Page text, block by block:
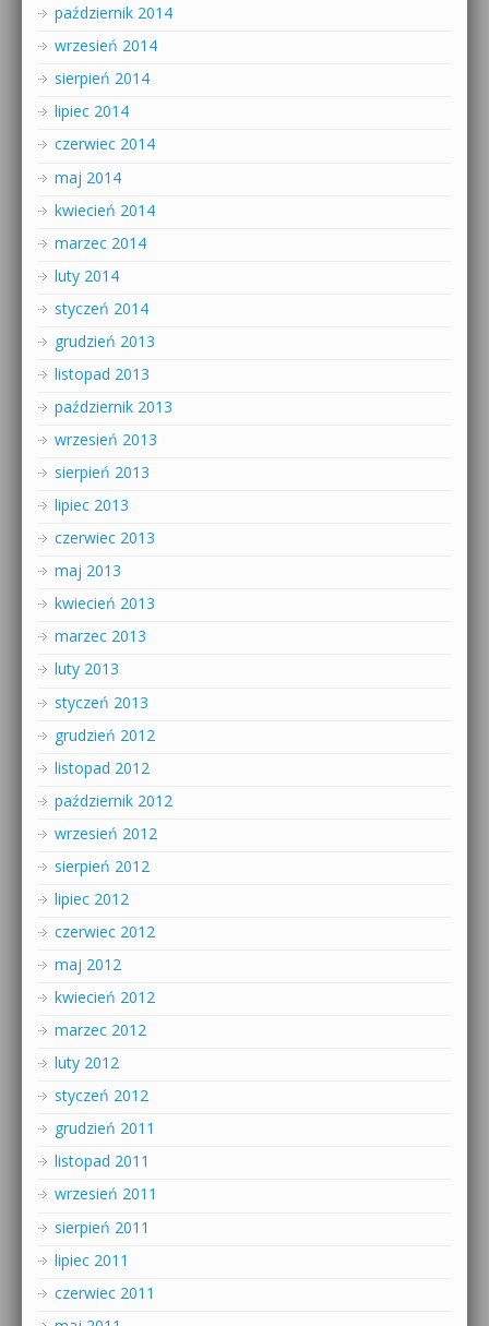
październik 2014
wrzesień 2014
sierpień 2014
lipiec 2014
czerwiec 2014
maj 2014
kwiecień 2014
marzec 2014
luty 2014
styczeń 2014
grudzień 2013
listopad 2013
październik 2013
wrzesień 2013
sierpień 2013
lipiec 2013
czerwiec 2013
maj 2013
kwiecień 2013
marzec 2013
luty 2013
styczeń 2013
grudzień 2012
listopad 2012
październik 2012
wrzesień 2012
sierpień 2012
lipiec 2012
czerwiec 2012
maj 2012
kwiecień 2012
marzec 2012
luty 2012
styczeń 2012
grudzień 2011
listopad 2011
wrzesień 2011
sierpień 2011
lipiec 2011
czerwiec 2011